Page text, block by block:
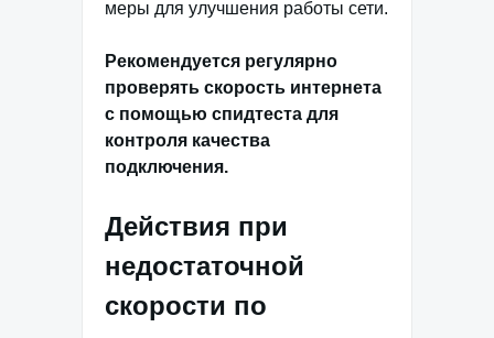
меры для улучшения работы сети.
Рекомендуется регулярно
проверять скорость интернета
с помощью спидтеста для
контроля качества
подключения.
Действия при
недостаточной
скорости по